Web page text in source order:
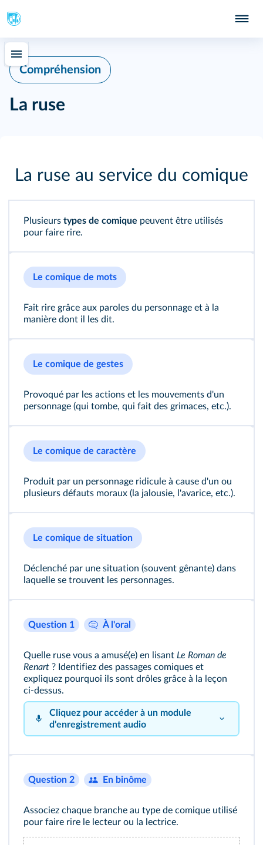
Compréhension
La ruse
La ruse au service du comique
Plusieurs types de comique peuvent être utilisés
pour faire rire.
Le comique de mots
Fait rire grâce aux paroles du personnage et à la
manière dont il les dit.
Le comique de gestes
Provoqué par les actions et les mouvements d'un
personnage (qui tombe, qui fait des grimaces, etc.).
Le comique de caractère
Produit par un personnage ridicule à cause d'un ou
plusieurs défauts moraux (la jalousie, l'avarice, etc.).
Le comique de situation
Déclenché par une situation (souvent gênante) dans
laquelle se trouvent les personnages.
Question 1 À l'oral
Quelle ruse vous a amusé(e) en lisant Le Roman de
Renart ? Identifiez des passages comiques et
expliquez pourquoi ils sont drôles grâce à la leçon
ci-dessus.
Cliquez pour accéder à un module
d'enregistrement audio
Question 2 En binôme
Associez chaque branche au type de comique utilisé
pour faire rire le lecteur ou la lectrice.